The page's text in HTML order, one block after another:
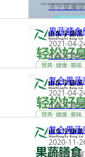
济宁皇蓭
果蔬膳
2021-04-
山东宇康
复合果
2021-04-
山东宇康
复合果
2020-11-
山东宇康